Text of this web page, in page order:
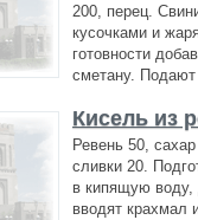
200, перец.
кусочками и
готовности
сметану.
Кисель из
Ревень 50,
сливки 20.
в кипящую воду,
вводят крахмал